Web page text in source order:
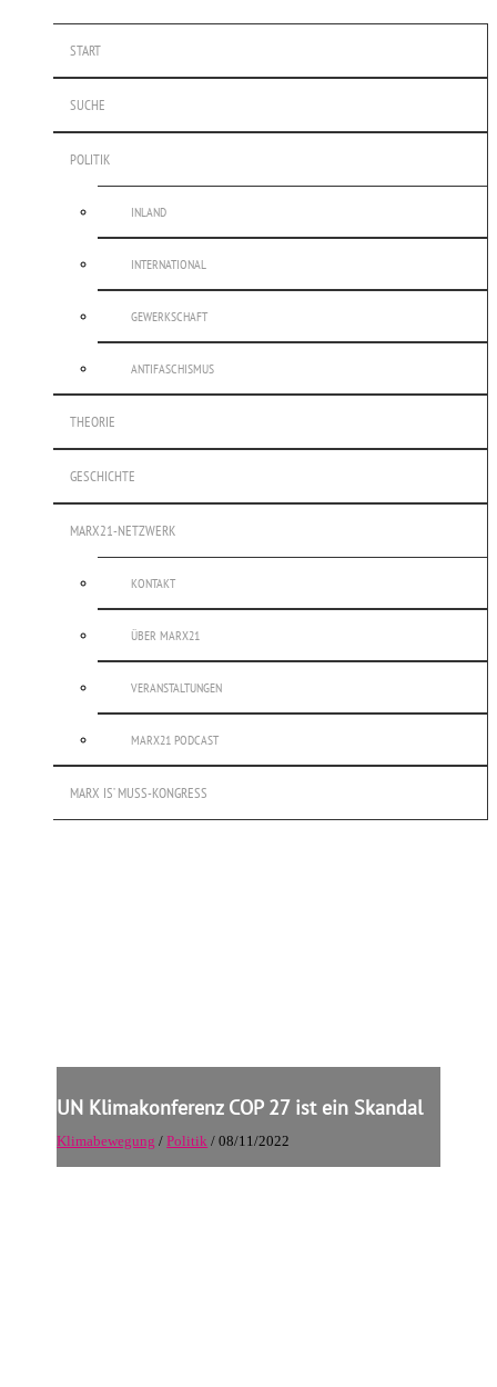
START
SUCHE
POLITIK
INLAND
INTERNATIONAL
GEWERKSCHAFT
ANTIFASCHISMUS
THEORIE
GESCHICHTE
MARX21-NETZWERK
KONTAKT
ÜBER MARX21
VERANSTALTUNGEN
MARX21 PODCAST
MARX IS’ MUSS-KONGRESS
UN Klimakonferenz COP 27 ist ein Skandal
Klimabewegung /Politik / 08/11/2022